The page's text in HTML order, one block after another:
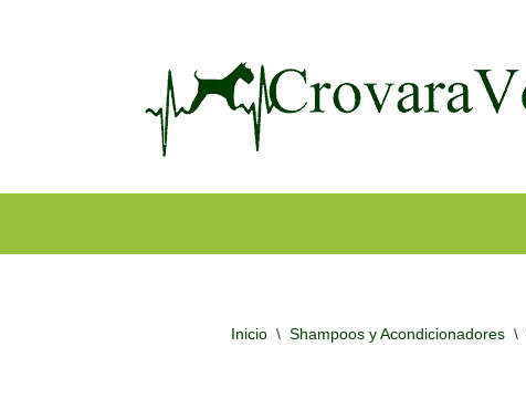
Inicio \ Shampoos y Acondicionadores \